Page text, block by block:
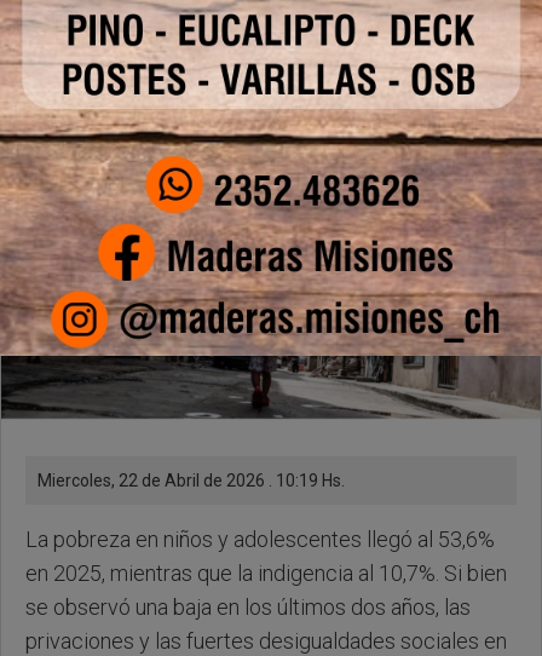
come regularmente,
según la UCA
Miercoles, 22 de Abril de 2026 . 10:19 Hs.
La pobreza en niños y adolescentes llegó al 53,6%
en 2025, mientras que la indigencia al 10,7%. Si bien
se observó una baja en los últimos dos años, las
privaciones y las fuertes desigualdades sociales en